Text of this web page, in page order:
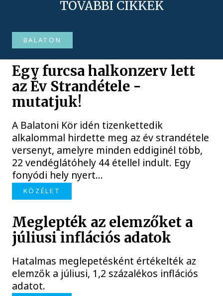
TOVÁBBI CIKKEK
BALATON
Egy furcsa halkonzerv lett
az Év Strandétele -
mutatjuk!
A Balatoni Kör idén tizenkettedik
alkalommal hirdette meg az év strandétele
versenyt, amelyre minden eddiginél több,
22 vendéglátóhely 44 étellel indult. Egy
fonyódi hely nyert...
KÖZÉLET
Meglepték az elemzőket a
júliusi inflációs adatok
Hatalmas meglepetésként értékelték az
elemzők a júliusi, 1,2 százalékos inflációs
adatot.